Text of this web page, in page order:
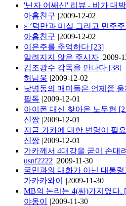
'닌자 어쌔신' 리뷰 - 비가 대
아홉친구 |2009-12-02
» ‘덕만과 미실 그리고 민주
아홉친구 |2009-12-02
이은주를 추억하다 [23]
알려지지 않은 주시자 |2009-
김조광수 감독을 만나다 [38]
허남웅 |2009-12-02
낮병동의 매미들은 언제쯤 울
필독 |2009-12-01
아이폰 대신 찾아온 노무현
신짱 |2009-12-01
지금 가카에 대한 변명이 필
신짱 |2009-12-01
가카께서 4대강을 굳이 손대
usnf2222 |2009-11-30
국민과의 대화가 아닌 대통
가카카와이
|2009-11-30
MB의 논리는 4(싸)가지였다.
야옹이
|2009-11-30